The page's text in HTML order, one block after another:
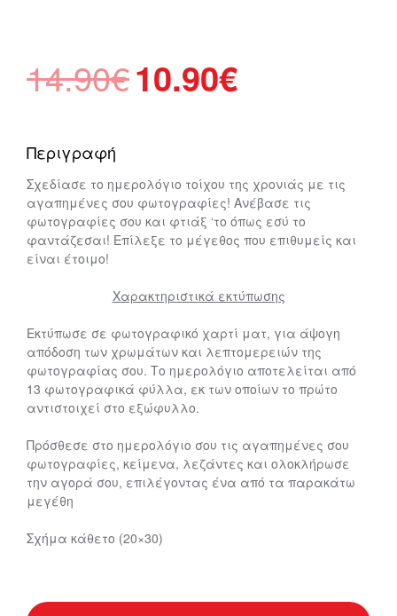
14.90€ Original
price
10.90€Η
τρέχουσα
10.90€.
Περιγραφή
Σχεδίασε το ημερολόγιο τοίχου της χρονιάς με τις
αγαπημένες σου φωτογραφίες! Ανέβασε τις
φωτογραφίες σου και φτιάξ ‘το όπως εσύ το
φαντάζεσαι! Επίλεξε το μέγεθος που επιθυμείς και
είναι έτοιμο!
Χαρακτηριστικά εκτύπωσης
Εκτύπωσε σε φωτογραφικό χαρτί ματ, για άψογη
απόδοση των χρωμάτων και λεπτομερειών της
φωτογραφίας σου. Το ημερολόγιο αποτελείται από
13 φωτογραφικά φύλλα, εκ των οποίων το πρώτο
αντιστοιχεί στο εξώφυλλο.
Πρόσθεσε στο ημερολόγιο σου τις αγαπημένες σου
φωτογραφίες, κείμενα, λεζάντες και ολοκλήρωσε
την αγορά σου, επιλέγοντας ένα από τα παρακάτω
μεγέθη
Σχήμα κάθετο (20×30)